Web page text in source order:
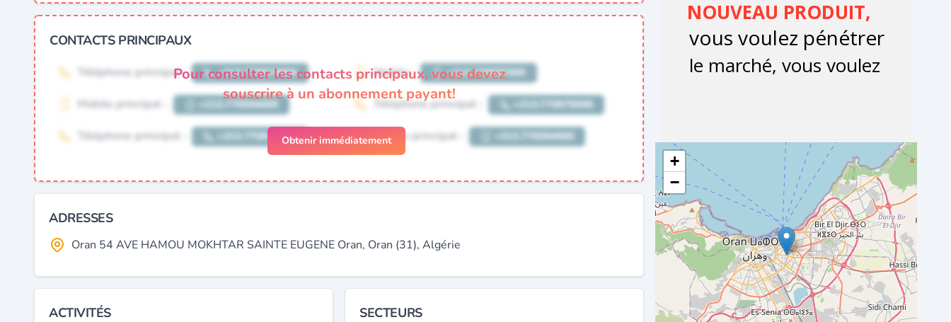
CONTACTS PRINCIPAUX
Pour consulter les contacts principaux, vous devez
souscrire à un abonnement payant!
Obtenir immédiatement
ADRESSES
Oran 54 AVE HAMOU MOKHTAR SAINTE EUGENE Oran, Oran (31), Algérie
ACTIVITÉS SECTEURS
+
−